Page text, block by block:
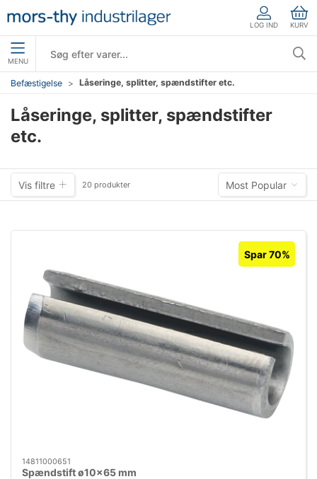
LOG IND KURV
MENU
Befæstigelse Låseringe, splitter, spændstifter etc.
Låseringe, splitter, spændstifter
etc.
Vis filtre 20 produkter Most Popular
Spar 70%
14811000651
Spændstift ø10×65 mm